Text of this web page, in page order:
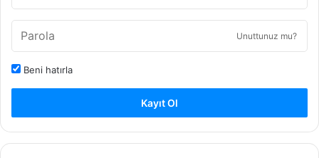
Unuttunuz mu?
Beni hatırla
Kayıt Ol